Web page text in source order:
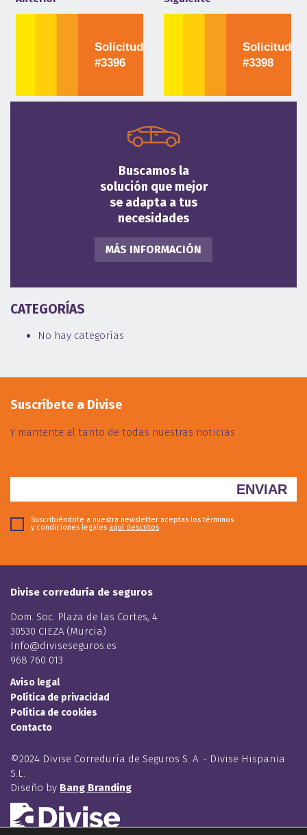
Solicitud
#3396
Solicitud
#3398
Buscamos la
solución que mejor
se adapta a tus
necesidades
MÁS INFORMACIÓN
CATEGORÍAS
No hay categorías
Suscríbete a Divise
Y mantente al tanto de todas nuestras noticias
Suscribiéndote a nuestra newsletter aceptas los términos
y condiciones legales aquí descritos
Divise correduría de seguros
Dom. Soc. Plaza de las Cortes, 4
30530 CIEZA (Murcia)
Info@diviseseguros.es
968 760 013
Aviso legal
Política de privacidad
Política de cookies
Contacto
©2024 Divise Correduría de Seguros S. A. - Divise Hispania
S.L.
Diseño by Bang Branding